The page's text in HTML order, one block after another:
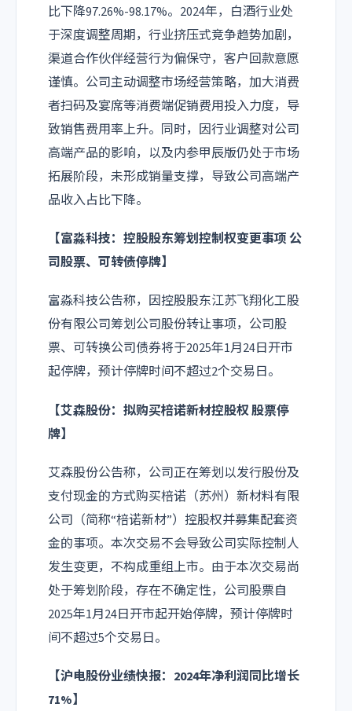
比下降97.26%-98.17%。2024年，白酒行业处
于深度调整周期，行业挤压式竞争趋势加剧，
渠道合作伙伴经营行为偏保守，客户回款意愿
谨慎。公司主动调整市场经营策略，加大消费
者扫码及宴席等消费端促销费用投入力度，导
致销售费用率上升。同时，因行业调整对公司
高端产品的影响，以及内参甲辰版仍处于市场
拓展阶段，未形成销量支撑，导致公司高端产
品收入占比下降。
【富淼科技：控股股东筹划控制权变更事项 公
司股票、可转债停牌】
富淼科技公告称，因控股股东江苏飞翔化工股
份有限公司筹划公司股份转让事项，公司股
票、可转换公司债券将于2025年1月24日开市
起停牌，预计停牌时间不超过2个交易日。
【艾森股份：拟购买棓诺新材控股权 股票停
牌】
艾森股份公告称，公司正在筹划以发行股份及
支付现金的方式购买棓诺（苏州）新材料有限
公司（简称“棓诺新材”）控股权并募集配套资
金的事项。本次交易不会导致公司实际控制人
发生变更，不构成重组上市。由于本次交易尚
处于筹划阶段，存在不确定性，公司股票自
2025年1月24日开市起开始停牌，预计停牌时
间不超过5个交易日。
【沪电股份业绩快报：2024年净利润同比增长
71%】